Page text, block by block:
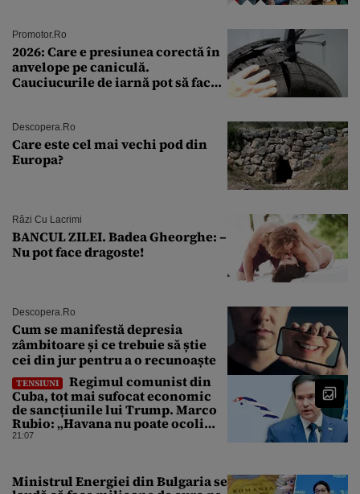
Promotor.ro
2026: Care e presiunea corectă în
anvelope pe caniculă.
Cauciucurile de iarnă pot să facă
Descopera.ro
Care este cel mai vechi pod din
Europa?
Râzi Cu Lacrimi
BANCUL ZILEI. Badea Gheorghe: –
Nu pot face dragoste!
Descopera.ro
Cum se manifestă depresia
zâmbitoare și ce trebuie să știe
cei din jur pentru a o recunoaște
TENSIUNI
Regimul comunist din
Cuba, tot mai sufocat economic
de sancțiunile lui Trump. Marco
Rubio: „Havana nu poate ocoli
sancțiunile prin mimat reforme”
21:07
Ministrul Energiei din Bulgaria se